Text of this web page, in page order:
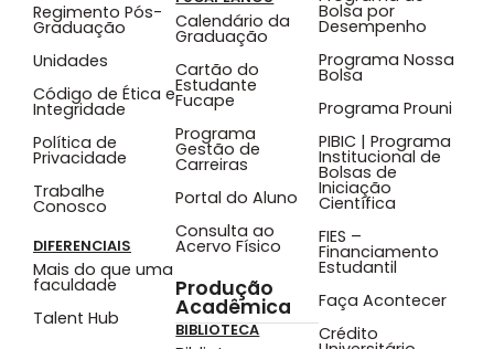
Regimento Pós-
Graduação
Unidades
Código de Ética e
Integridade
Política de
Privacidade
Trabalhe
Conosco
DIFERENCIAIS
Mais do que uma
faculdade
Talent Hub
Calendário da
Graduação
Cartão do
Estudante
Fucape
Programa
Gestão de
Carreiras
Portal do Aluno
Consulta ao
Acervo Físico
Produção
Acadêmica
BIBLIOTECA
Bolsa por
Desempenho
Programa Nossa
Bolsa
Programa Prouni
PIBIC | Programa
Institucional de
Bolsas de
Iniciação
Científica
FIES –
Financiamento
Estudantil
Faça Acontecer
Crédito